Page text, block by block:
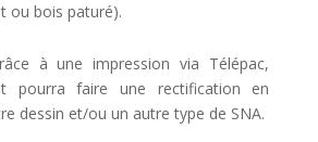
ou bois paturé).
à une impression via Télépac,
pourra faire une rectification en
dessin et/ou un autre type de SNA.